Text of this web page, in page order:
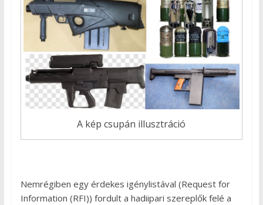
A kép csupán illusztráció
Nemrégiben egy érdekes igénylistával (Request for
Information (RFI)) fordult a hadiipari szereplők felé a